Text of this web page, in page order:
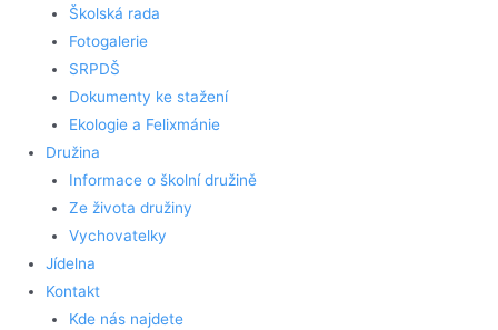
Školská rada
Fotogalerie
SRPDŠ
Dokumenty ke stažení
Ekologie a Felixmánie
Družina
Informace o školní družině
Ze života družiny
Vychovatelky
Jídelna
Kontakt
Kde nás najdete